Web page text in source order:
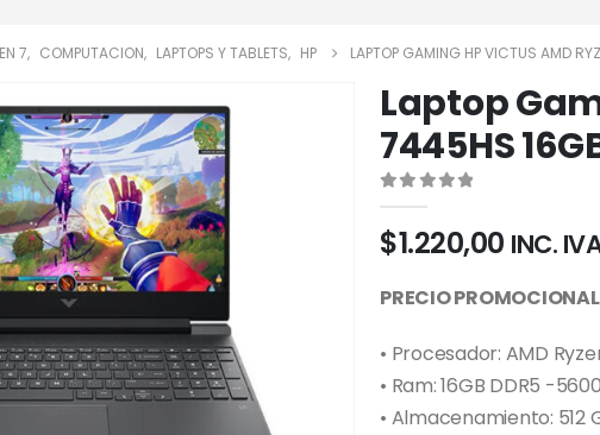
7, COMPUTACION, LAPTOPS Y TABLETS, HP LAPTOP GAMING HP VICTUS AMD
Laptop
7445HS
0out of 5
$1.220,00 INC.
PRECIO
• Procesador: AMD
• Ram: 16GB DDR5 -
• Almacenamiento: 512